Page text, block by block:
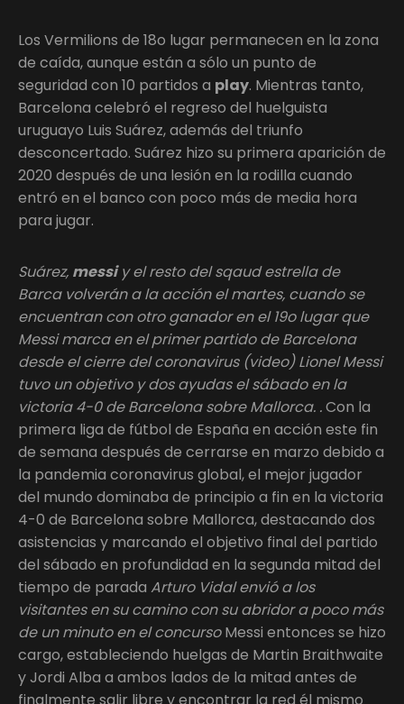
Los Vermilions de 18o lugar permanecen en la zona
de caída, aunque están a sólo un punto de
seguridad con 10 partidos a play. Mientras tanto,
Barcelona celebró el regreso del huelguista
uruguayo Luis Suárez, además del triunfo
desconcertado. Suárez hizo su primera aparición de
2020 después de una lesión en la rodilla cuando
entró en el banco con poco más de media hora
para jugar.
Suárez, messiy el resto del sqaud estrella de
Barca volverán a la acción el martes, cuando se
encuentran con otro ganador en el 19o lugar que
Messi marca en el primer partido de Barcelona
desde el cierre del coronavirus (video) Lionel Messi
tuvo un objetivo y dos ayudas el sábado en la
victoria 4-0 de Barcelona sobre Mallorca. .Con la
primera liga de fútbol de España en acción este fin
de semana después de cerrarse en marzo debido a
la pandemia coronavirus global, el mejor jugador
del mundo dominaba de principio a fin en la victoria
4-0 de Barcelona sobre Mallorca, destacando dos
asistencias y marcando el objetivo final del partido
del sábado en profundidad en la segunda mitad del
tiempo de parada Arturo Vidal envió a los
visitantes en su camino con su abridor a poco más
de un minuto en el concursoMessi entonces se hizo
cargo, estableciendo huelgas de Martin Braithwaite
y Jordi Alba a ambos lados de la mitad antes de